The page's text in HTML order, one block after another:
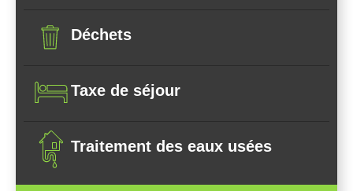
Déchets
Taxe de séjour
Traitement des eaux usées